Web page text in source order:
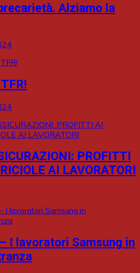
Alziamo la
PROFITTI
AI LAVORATORI
I lavoratori Samsung in